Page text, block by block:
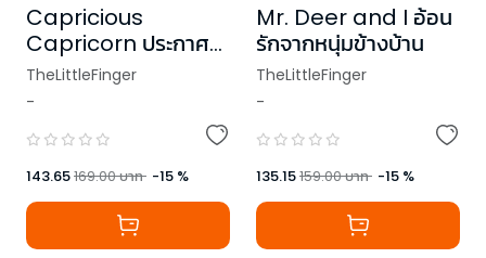
Capricious
Capricorn ประกาศ
รักร้ายละลายหัวใจ ชุด
Prince of Zodiac
TheLittleFinger
-
143.65169.00บาท -15 %
Mr. Deer and I อ้อน
รักจากหนุ่มข้างบ้าน
TheLittleFinger
-
135.15159.00บาท -15 %